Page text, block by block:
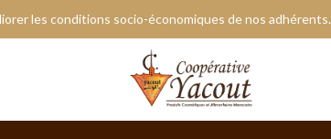
les conditions socio-économiques de nos adhérents.